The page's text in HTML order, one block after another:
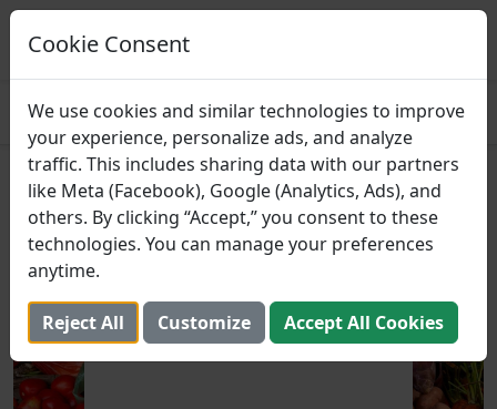
Prospre: pianificatore dei pasti
Piani pasto basati sui macro
Le Migliori Verdure Ad Alto
Contenuto di Fibra
27 giugno 2022 (Aggiornato: 2 agosto 2025)
Cookie Consent
We use cookies and similar technologies to improve
your experience, personalize ads, and analyze
traffic. This includes sharing data with our partners
like Meta (Facebook), Google (Analytics, Ads), and
others. By clicking “Accept,” you consent to these
technologies. You can manage your preferences
anytime.
Reject All Customize Accept All Cookies